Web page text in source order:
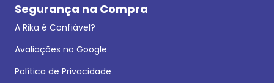
Segurança na Compra
A Rika é Confiável?
Avaliações no Google
Política de Privacidade